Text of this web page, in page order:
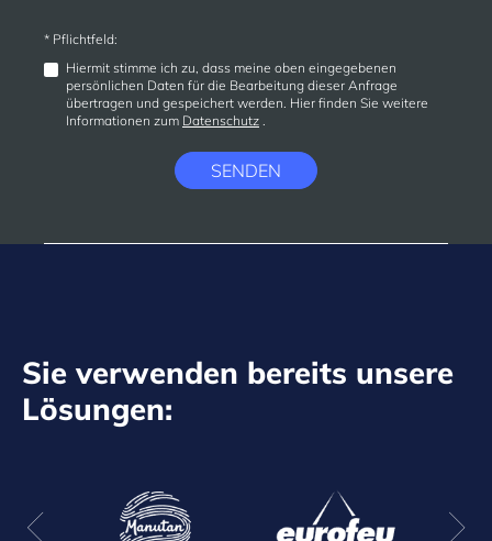
* Pflichtfeld:
Hiermit stimme ich zu, dass meine oben eingegebenen
persönlichen Daten für die Bearbeitung dieser Anfrage
übertragen und gespeichert werden. Hier finden Sie weitere
Informationen zum Datenschutz
SENDEN
Sie verwenden bereits unsere
Lösungen: